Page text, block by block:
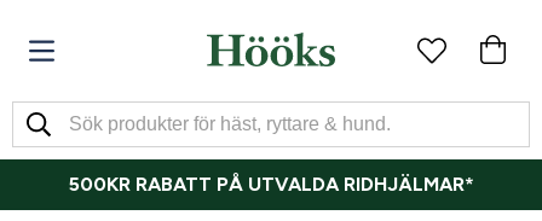
500KR RABATT PÅ UTVALDA RIDHJÄLMAR*